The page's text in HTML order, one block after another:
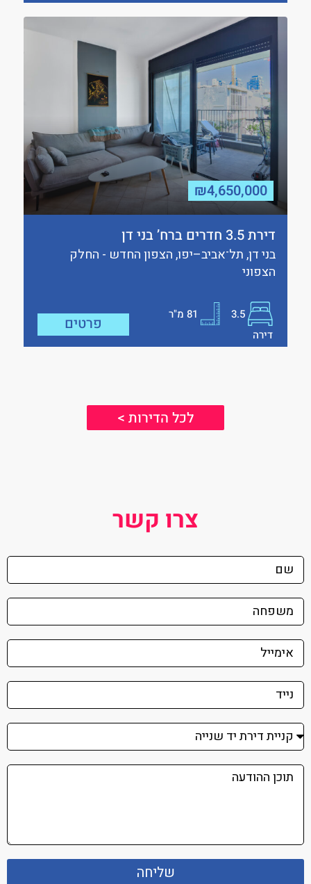
₪4,650,000
דירת 3.5 חדרים ברח’ בני דן
בני דן, תל־אביב–יפו, הצפון החדש - החלק
הצפוני
3.5
81מ"ר
דירה
פרטים
לכל הדירות >
צרו קשר
שליחה